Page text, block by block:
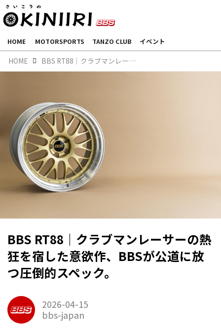
HOME MOTORSPORTS TANZO CLUB イベント
HOME BBS RT88｜クラブマンレーサーの熱狂を宿した意欲作、BBSが公道に放つ圧倒的スペック。
BBS RT88｜クラブマンレーサーの熱
狂を宿した意欲作、BBSが公道に放
つ圧倒的スペック。
2026-04-15
bbs-japan